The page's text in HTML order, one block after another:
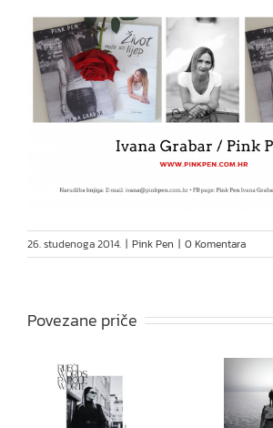
26. studenoga 2014. | Pink Pen | 0 Komentara
Povezane priče